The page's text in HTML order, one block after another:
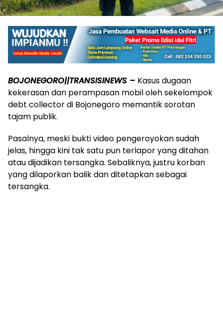
BOJONEGORO||TRANSISINEWS – Kasus dugaan
kekerasan dan perampasan mobil oleh sekelompok
debt collector di Bojonegoro memantik sorotan
tajam publik.
Pasalnya, meski bukti video pengeroyokan sudah
jelas, hingga kini tak satu pun terlapor yang ditahan
atau dijadikan tersangka. Sebaliknya, justru korban
yang dilaporkan balik dan ditetapkan sebagai
tersangka.